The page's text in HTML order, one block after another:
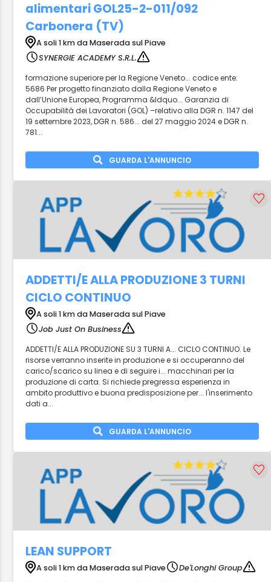
alimentari GOL25-2-011/092
Carbonera (TV)
A soli 1 km da Maserada sul Piave
SYNERGIE ACADEMY S.R.L.
formazione superiore per la Regione Veneto... codice ente:
5686 Per progetto finanziato dalla Regione Veneto e
dall’Unione Europea, Programma &ldquo... Garanzia di
Occupabilità dei Lavoratori (GOL) –relativo alla DGR n. 1147 del
19 settembre 2023, DGR n. 586... del 27 maggio 2024 e DGR n.
781...
GUARDA L'ANNUNCIO
ADDETTI/E ALLA PRODUZIONE 3 TURNI
CICLO CONTINUO
A soli 1 km da Maserada sul Piave
Job Just On Business
ADDETTI/E ALLA PRODUZIONE SU 3 TURNI A... CICLO CONTINUO. Le
risorse verranno inserite in produzione e si occuperanno del
carico/scarico su linea e di seguire i... macchinari per la
produzione di carta. Si richiede pregressa esperienza in
ambito produttivo e buona predisposizione per... l'inserimento
dati a...
GUARDA L'ANNUNCIO
LEAN SUPPORT
A soli 1 km da Maserada sul Piave
De'Longhi Group